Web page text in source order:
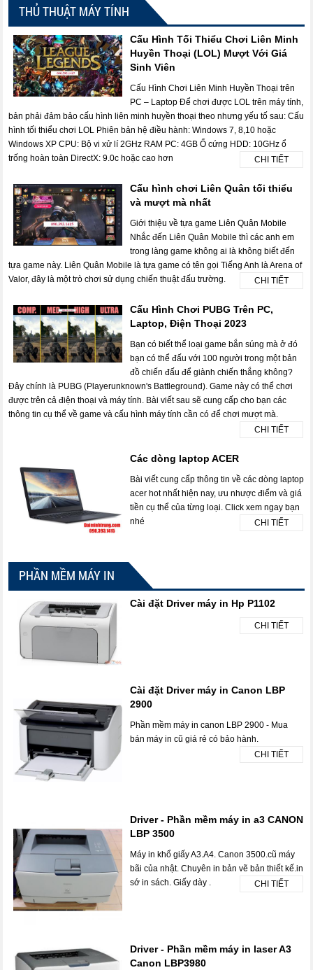
THỦ THUẬT MÁY TÍNH
Cấu Hình Tối Thiểu Chơi Liên Minh
Huyền Thoại (LOL) Mượt Với Giá
Sinh Viên
Cấu Hình Chơi Liên Minh Huyền Thoại trên
PC – Laptop Để chơi được LOL trên máy tính,
bản phải đảm bảo cấu hình liên minh huyền thoại theo nhưng yếu tố sau: Cấu
hình tối thiểu chơi LOL Phiên bản hệ điều hành: Windows 7, 8,10 hoặc
Windows XP CPU: Bộ vi xử lí 2GHz RAM PC: 4GB Ổ cứng HDD: 10GHz ổ
trống hoàn toàn DirectX: 9.0c hoặc cao hơn
CHI TIẾT
Cấu hình chơi Liên Quân tối thiểu
và mượt mà nhất
Giới thiệu về tựa game Liên Quân Mobile
Nhắc đến Liên Quân Mobile thì các anh em
trong làng game không ai là không biết đến
tựa game này. Liên Quân Mobile là tựa game có tên gọi Tiếng Anh là Arena of
Valor, đây là một trò chơi sử dụng chiến thuật đấu trường.
CHI TIẾT
Cấu Hình Chơi PUBG Trên PC,
Laptop, Điện Thoại 2023
Bạn có biết thể loại game bắn súng mà ở đó
bạn có thể đấu với 100 người trong một bản
đồ chiến đấu để giành chiến thắng không?
Đây chính là PUBG (Playerunknown's Battleground). Game này có thể chơi
được trên cả điện thoại và máy tính. Bài viết sau sẽ cung cấp cho bạn các
thông tin cụ thể về game và cấu hình máy tính cần có để chơi mượt mà.
CHI TIẾT
Các dòng laptop ACER
Bài viết cung cấp thông tin về các dòng laptop
acer hot nhất hiện nay, ưu nhược điểm và giá
tiền cụ thể của từng loại. Click xem ngay bạn
nhé
CHI TIẾT
PHẦN MỀM MÁY IN
Cài đặt Driver máy in Hp P1102
CHI TIẾT
Cài đặt Driver máy in Canon LBP
2900
Phần mềm máy in canon LBP 2900 - Mua
bán máy in cũ giá rẻ có bảo hành.
CHI TIẾT
Driver - Phần mềm máy in a3 CANON
LBP 3500
Máy in khổ giấy A3.A4. Canon 3500.cũ máy
bãi của nhật. Chuyên in bản vẽ bản thiết kế.in
sớ in sách. Giấy dày .
CHI TIẾT
Driver - Phần mềm máy in laser A3
Canon LBP3980